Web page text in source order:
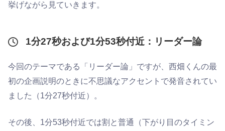
挙げながら見ていきます。
1分27秒および1分53秒付近：リーダー論
今回のテーマである「リーダー論」ですが、西畑くんの最
初の企画説明のときに不思議なアクセントで発音されてい
ました（1分27秒付近）。
その後、1分53秒付近では割と普通（下がり目のタイミン